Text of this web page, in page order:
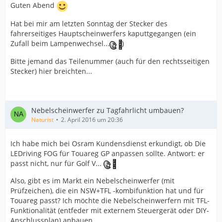
Guten Abend
Hat bei mir am letzten Sonntag der Stecker des
fahrerseitiges Hauptscheinwerfers kaputtgegangen (ein
Zufall beim Lampenwechsel...
)
Bitte jemand das Teilenummer (auch für den rechtsseitigen
Stecker) hier breichten...
Nebelscheinwerfer zu Tagfahrlicht umbauen?
Naturist 2. April 2016 um 20:36
Ich habe mich bei Osram Kundensdienst erkundigt, ob Die
LEDriving FOG für Touareg GP anpassen sollte. Antwort: er
passt nicht, nur für Golf V...
Also, gibt es im Markt ein Nebelscheinwerfer (mit
Prüfzeichen), die ein NSW+TFL -kombifunktion hat und für
Touareg passt? Ich möchte die Nebelscheinwerfern mit TFL-
Funktionalität (entfeder mit externem Steuergerät oder DIY-